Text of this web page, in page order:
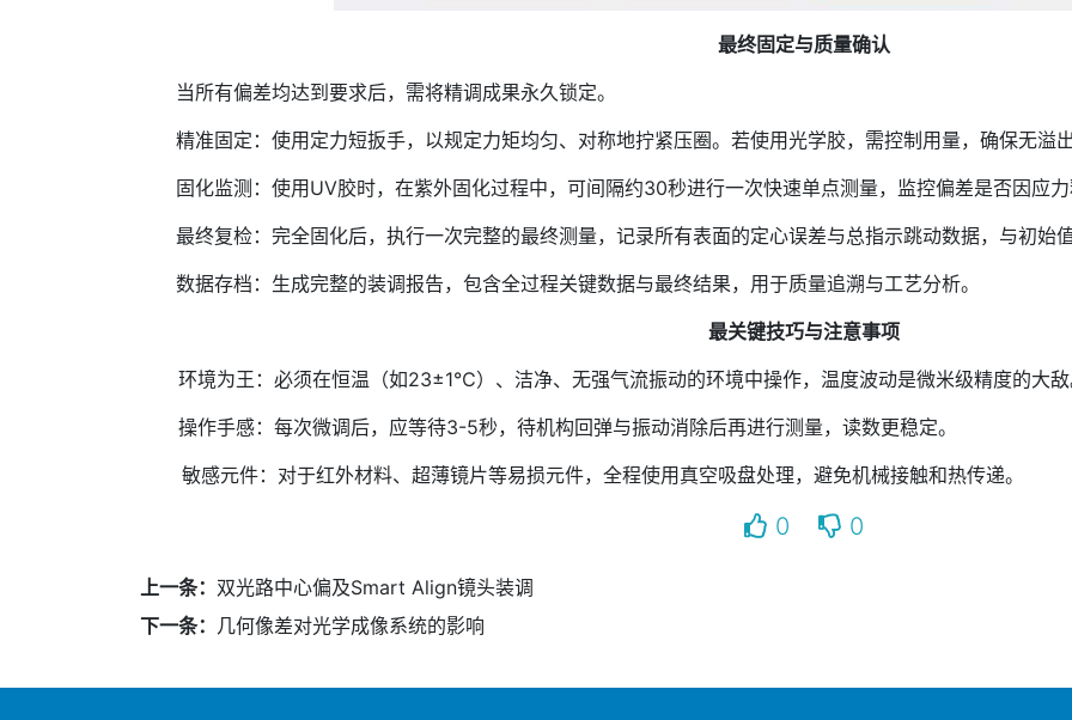
最终固定与质量确认
当所有偏差均达到要求后，需将精调成果永久锁定。
精准固定：使用定力短扳手，以规定力矩均匀、对称地拧紧压圈。若使用光学胶，需控制用量，确保无溢
固化监测：使用UV胶时，在紫外固化过程中，可间隔约30秒进行一次快速单点测量，监控偏差是否因应
最终复检：完全固化后，执行一次完整的最终测量，记录所有表面的定心误差与总指示跳动数据，与初始
数据存档：生成完整的装调报告，包含全过程关键数据与最终结果，用于质量追溯与工艺分析。
最关键技巧与注意事项
环境为王：必须在恒温（如23±1℃）、洁净、无强气流振动的环境中操作，温度波动是微米级精度的大
操作手感：每次微调后，应等待3-5秒，待机构回弹与振动消除后再进行测量，读数更稳定。
敏感元件：对于红外材料、超薄镜片等易损元件，全程使用真空吸盘处理，避免机械接触和热传递。
0 0
上一条： 双光路中心偏及Smart Align镜头装调
下一条： 几何像差对光学成像系统的影响